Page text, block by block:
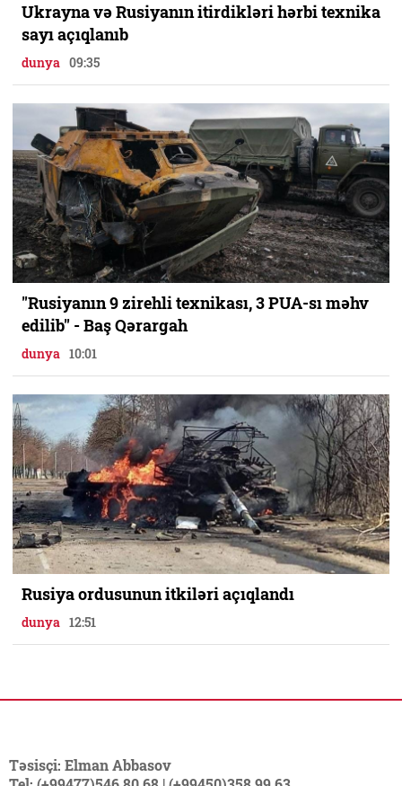
Ukrayna və Rusiyanın itirdikləri hərbi texnika
sayı açıqlanıb
dunya 09:35
"Rusiyanın 9 zirehli texnikası, 3 PUA-sı məhv
edilib" - Baş Qərargah
dunya 10:01
Rusiya ordusunun itkiləri açıqlandı
dunya 12:51
Təsisçi: Elman Abbasov